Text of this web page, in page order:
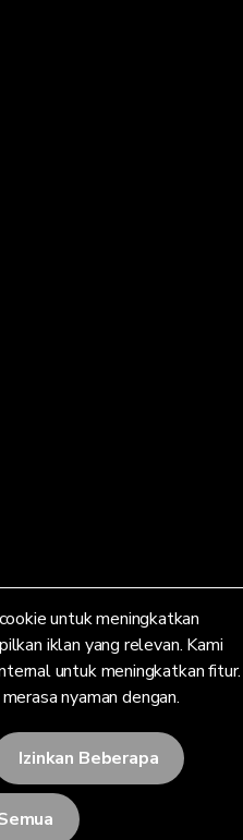
untuk meningkatkan
iklan yang relevan. Kami
untuk meningkatkan fitur.
nyaman dengan.
Izinkan Beberapa